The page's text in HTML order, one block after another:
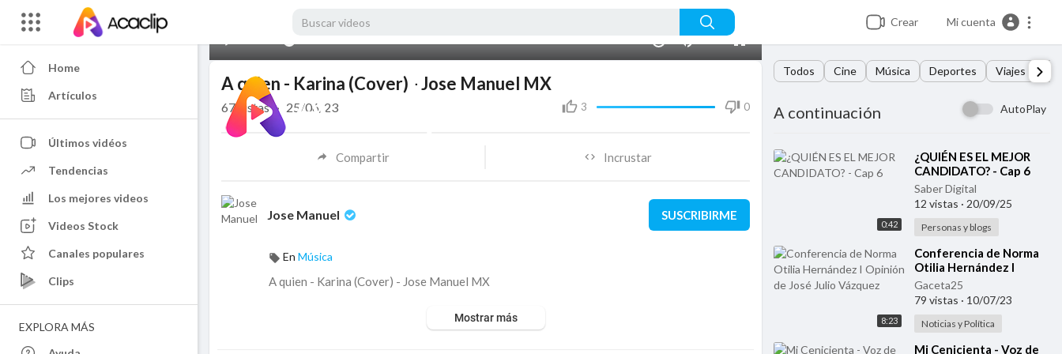
Crear Mi cuenta
Todos Cine Música Deportes Viajes y
A continuación AutoPlay
0:42
⁣¿QUIÉN ES EL MEJOR
CANDIDATO? - Cap 6
Saber Digital
12 vistas · 20/09/25
Personas y blogs
8:23
⁣Conferencia de Norma
Otilia Hernández I
Opinión de José Julio
Vázquez
Gaceta25
79 vistas · 10/07/23
Noticias y Política
⁣Mi Cenicienta - Voz de
A quien - Karina (Cover) - Jose Manuel MX
3 0
67vistas · 25/06/23
Compartir Incrustar
Jose Manuel SUSCRIBIRME
En Música
⁣A quien - Karina (Cover) - Jose Manuel MX
Mostrar más
Home
Artículos
Últimos vidéos
Tendencias
Los mejores videos
Videos Stock
Canales populares
Clips
EXPLORA MÁS